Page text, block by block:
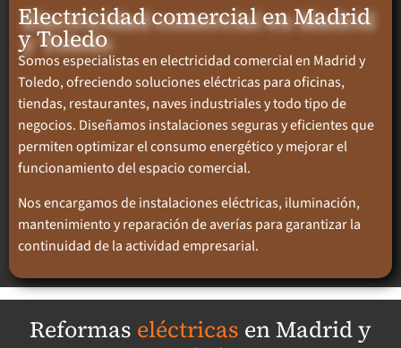
Electricidad comercial en Madrid
y Toledo
Somos especialistas en electricidad comercial en Madrid y
Toledo, ofreciendo soluciones eléctricas para oficinas,
tiendas, restaurantes, naves industriales y todo tipo de
negocios. Diseñamos instalaciones seguras y eficientes que
permiten optimizar el consumo energético y mejorar el
funcionamiento del espacio comercial.
Nos encargamos de instalaciones eléctricas, iluminación,
mantenimiento y reparación de averías para garantizar la
continuidad de la actividad empresarial.
Reformas eléctricas en Madrid y